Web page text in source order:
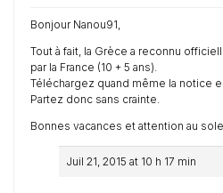
Bonjour Nanou91,
Tout à fait, la Grèce a reconnu
par la France (10 + 5 ans).
Téléchargez quand même la notice
Partez donc sans crainte.
Bonnes vacances et attention au
Juil 21, 2015 at 10 h 17 min